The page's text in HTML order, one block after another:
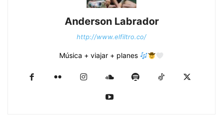
Anderson Labrador
http://www.elfiltro.co/
Música + viajar + planes